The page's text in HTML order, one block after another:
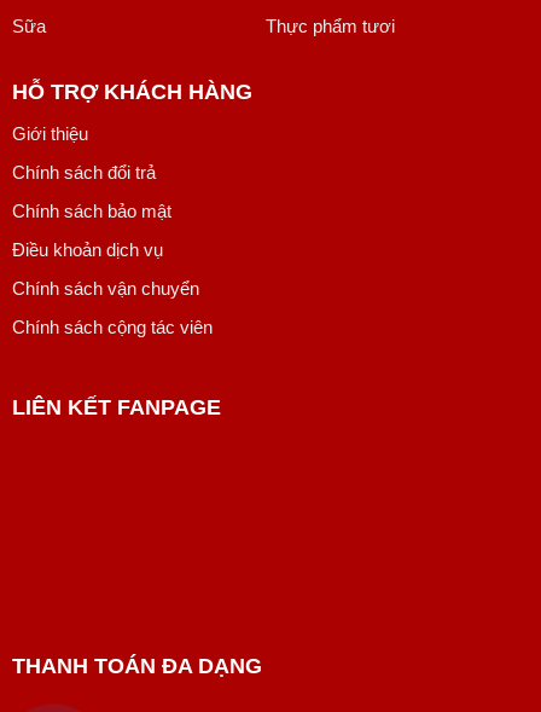
Sữa
Thực phẩm tươi
HỖ TRỢ KHÁCH HÀNG
Giới thiệu
Chính sách đổi trả
Chính sách bảo mật
Điều khoản dịch vụ
Chính sách vận chuyển
Chính sách cộng tác viên
LIÊN KẾT FANPAGE
THANH TOÁN ĐA DẠNG